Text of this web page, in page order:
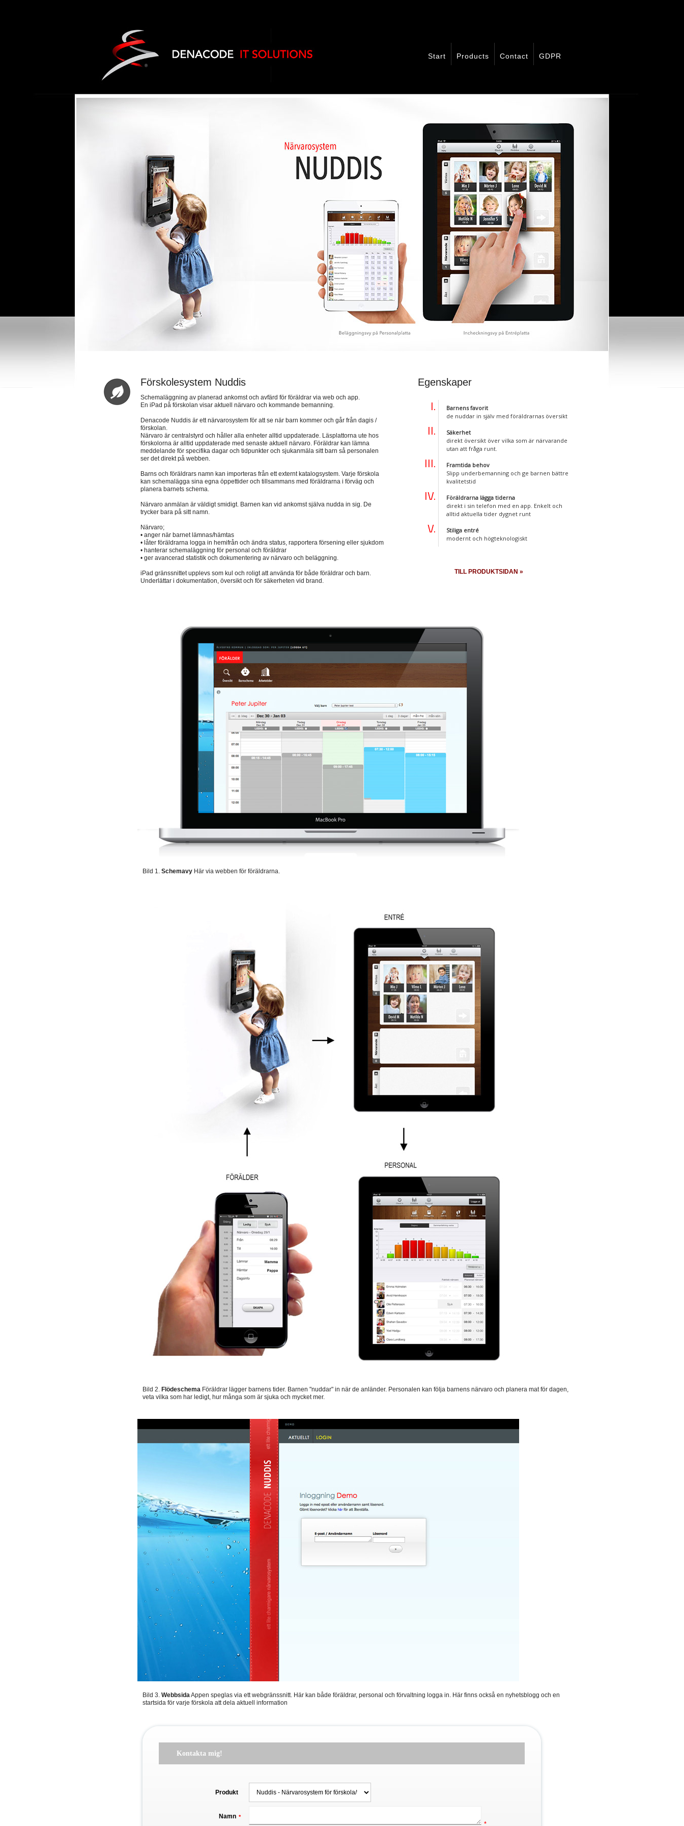
Start Products Contact GDPR
Förskolesystem Nuddis
Schemaläggning av planerad ankomst och avfärd för föräldrar via web och app.
En iPad på förskolan visar aktuell närvaro och kommande bemanning.
Denacode Nuddis är ett närvarosystem för att se när barn kommer och går från dagis /
förskolan.
Närvaro är centralstyrd och håller alla enheter alltid uppdaterade. Läsplattorna ute hos
förskolorna är alltid uppdaterade med senaste aktuell närvaro. Föräldrar kan lämna
meddelande för specifika dagar och tidpunkter och sjukanmäla sitt barn så personalen
ser det direkt på webben.
Barns och föräldrars namn kan importeras från ett externt katalogsystem. Varje förskola
kan schemalägga sina egna öppettider och tillsammans med föräldrarna i förväg och
planera barnets schema.
Närvaro anmälan är väldigt smidigt. Barnen kan vid ankomst själva nudda in sig. De
trycker bara på sitt namn.
Närvaro;
• anger när barnet lämnas/hämtas
• låter föräldrarna logga in hemifrån och ändra status, rapportera försening eller sjukdom
• hanterar schemaläggning för personal och föräldrar
• ger avancerad statistik och dokumentering av närvaro och beläggning.
iPad gränssnittet upplevs som kul och roligt att använda för både föräldrar och barn.
Underlättar i dokumentation, översikt och för säkerheten vid brand.
Egenskaper
Barnens favorit
de nuddar in själv med föräldrarnas översikt
Säkerhet
direkt översikt över vilka som är närvarande
utan att fråga runt.
Framtida behov
Slipp underbemanning och ge barnen bättre
kvalitetstid
Föräldrarna lägga tiderna
direkt i sin telefon med en app. Enkelt och
alltid aktuella tider dygnet runt
Stiliga entré
modernt och högteknologiskt
TILL PRODUKTSIDAN »
Bild 1.Schemavy Här via webben för föräldrarna.
Bild 2. Flödeschema Föräldrar lägger barnens tider. Barnen "nuddar" in när de anländer. Personalen kan följa barnens närvaro och planera mat för dagen,
veta vilka som har ledigt, hur många som är sjuka och mycket mer.
Bild 3.WebbsidaAppen speglas via ett webgränssnitt. Här kan både föräldrar, personal och förvaltning logga in. Här finns också en nyhetsblogg och en
startsida för varje förskola att dela aktuell information
Kontakta mig!
Produkt
Namn *
*